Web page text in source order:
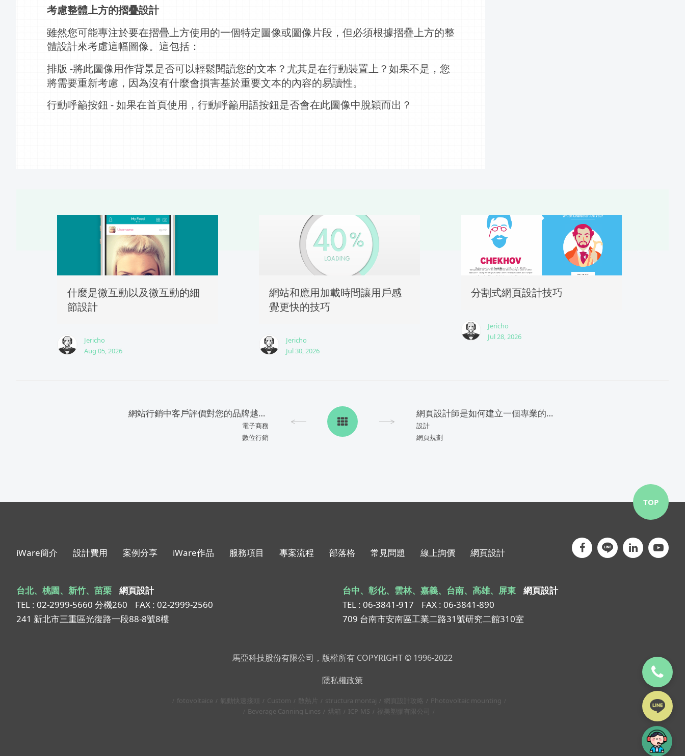
考慮整體上方的摺疊設計
雖然您可能專注於要在摺疊上方使用的一個特定圖像或圖像片段，但必須根據摺疊上方的整
體設計來考慮這幅圖像。這包括：
排版 -將此圖像用作背景是否可以輕鬆閱讀您的文本？尤其是在行動裝置上？如果不是，您
將需要重新考慮，因為沒有什麼會損害基於重要文本的內容的易讀性。
行動呼籲按鈕 - 如果在首頁使用， 行動呼籲用語按鈕是否會在此圖像中脫穎而出？
什麼是微互動以及微互動的細
節設計
Jericho
Aug 05, 2026
網站和應用加載時間讓用戶感
覺更快的技巧
Jericho
Jul 30, 2026
分割式網頁設計技巧
Jericho
Jul 28, 2026
網站行銷中客戶評價對您的品牌越來越重要
電子商務
數位行銷
網頁設計師是如何建立一個專業的網站
設計
網頁規劃
iWare簡介 設計費用 案例分享 iWare作品 服務項目 專案流程 部落格 常見問題 線上詢價 網頁設計
台北、桃園、新竹、苗栗
網頁設計
TEL : 02-2999-5660 分機260
FAX : 02-2999-2560
241 新北市三重區光復路一段88-8號8樓
台中、彰化、雲林、嘉義、台南、高雄、屏東
網頁設計
TEL : 06-3841-917
FAX : 06-3841-890
709 台南市安南區工業二路31號研究二館310室
馬亞科技股份有限公司，版權所有 COPYRIGHT © 1996-2022
隱私權政策
fotovoltaice 氣動快速接頭 Custom 散熱片 structura montaj 網頁設計攻略
Photovoltaic mounting
Beverage Canning Lines
烘箱 ICP-MS 福美塑膠有限公司
TOP